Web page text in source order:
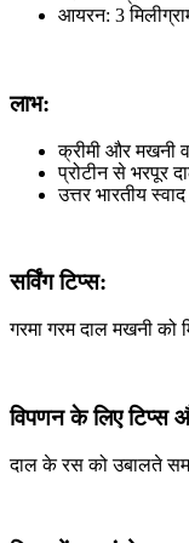
आयरन: 3
लाभ:
क्रीमी और मखनी
प्रोटीन से भरपूर
उत्तर भारतीय
सर्विंग टिप्स:
गरमा गरम दाल मखनी को
विपणन के लिए टिप्स
दाल के रस को उबालते